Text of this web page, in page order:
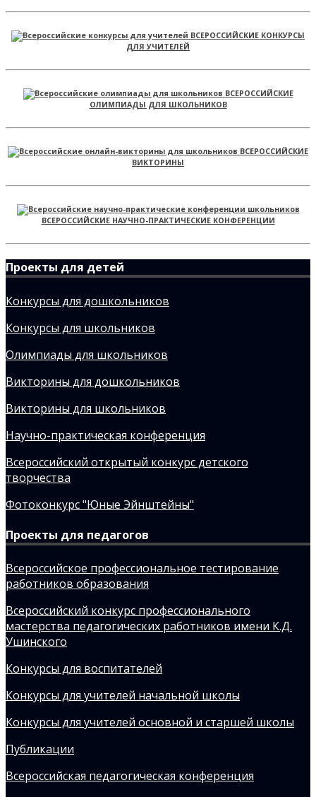
ВСЕРОССИЙСКИЕ КОНКУРСЫ
ДЛЯ УЧИТЕЛЕЙ
ВСЕРОССИЙСКИЕ
ОЛИМПИАДЫ ДЛЯ ШКОЛЬНИКОВ
ВСЕРОССИЙСКИЕ
ВИКТОРИНЫ
ВСЕРОССИЙСКИЕ НАУЧНО-ПРАКТИЧЕСКИЕ КОНФЕРЕНЦИИ
Проекты для детей
Конкурсы для дошкольников
Конкурсы для школьников
Олимпиады для школьников
Викторины для дошкольников
Викторины для школьников
Научно-практическая конференция
Всероссийский открытый конкурс детского
творчества
Фотоконкурс "Юные Эйнштейны"
Проекты для педагогов
Всероссийское профессиональное тестирование
работников образования
Всероссийский конкурс профессионального
мастерства педагогических работников имени К.Д.
Ушинского
Конкурсы для воспитателей
Конкурсы для учителей начальной школы
Конкурсы для учителей основной и старшей школы
Публикации
Всероссийская педагогическая конференция